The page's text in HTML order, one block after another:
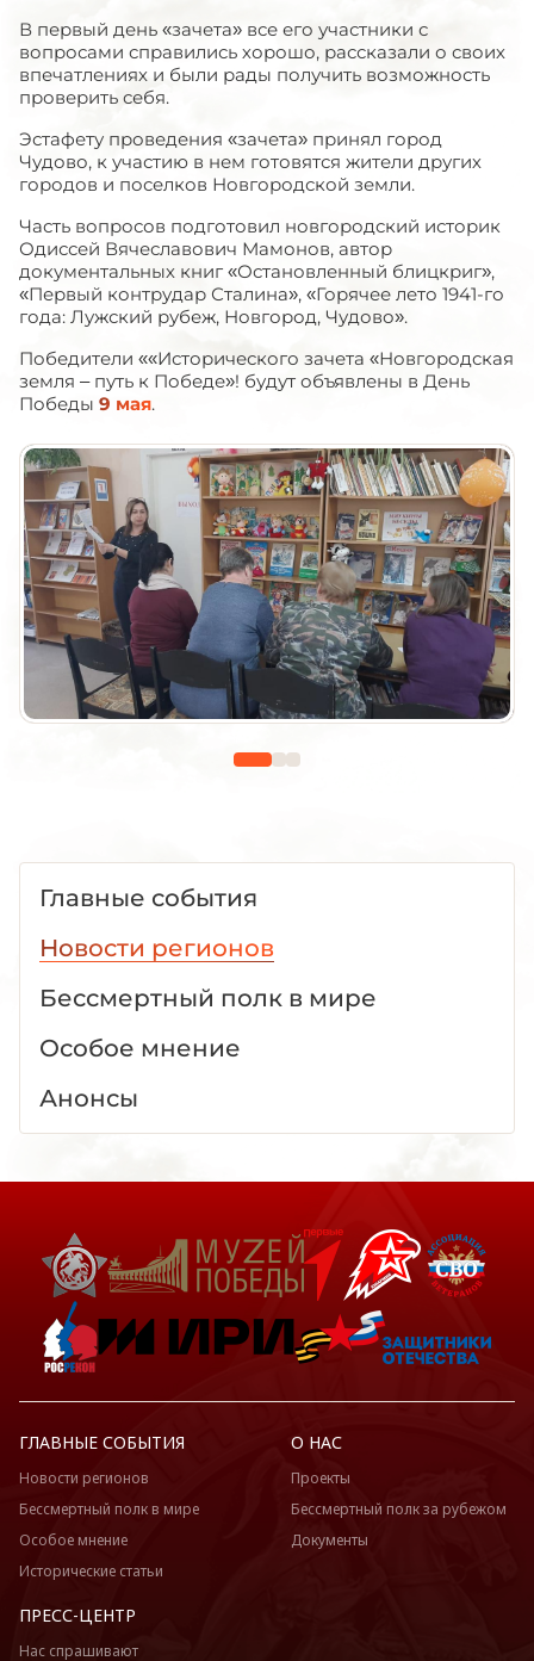
В первый день «зачета» все его участники с
вопросами справились хорошо, рассказали о своих
впечатлениях и были рады получить возможность
проверить себя.
Эстафету проведения «зачета» принял город
Чудово, к участию в нем готовятся жители других
городов и поселков Новгородской земли.
Часть вопросов подготовил новгородский историк
Одиссей Вячеславович Мамонов, автор
документальных книг «Остановленный блицкриг»,
«Первый контрудар Сталина», «Горячее лето 1941-го
года: Лужский рубеж, Новгород, Чудово».
Победители ««Исторического зачета «Новгородская
земля – путь к Победе»! будут объявлены в День
Победы 9 мая.
Главные события
Новости регионов
Бессмертный полк в мире
Особое мнение
Анонсы
ГЛАВНЫЕ СОБЫТИЯ
Новости регионов
Бессмертный полк в мире
Особое мнение
Исторические статьи
О НАС
Проекты
Бессмертный полк за рубежом
Документы
ПРЕСС-ЦЕНТР
Нас спрашивают